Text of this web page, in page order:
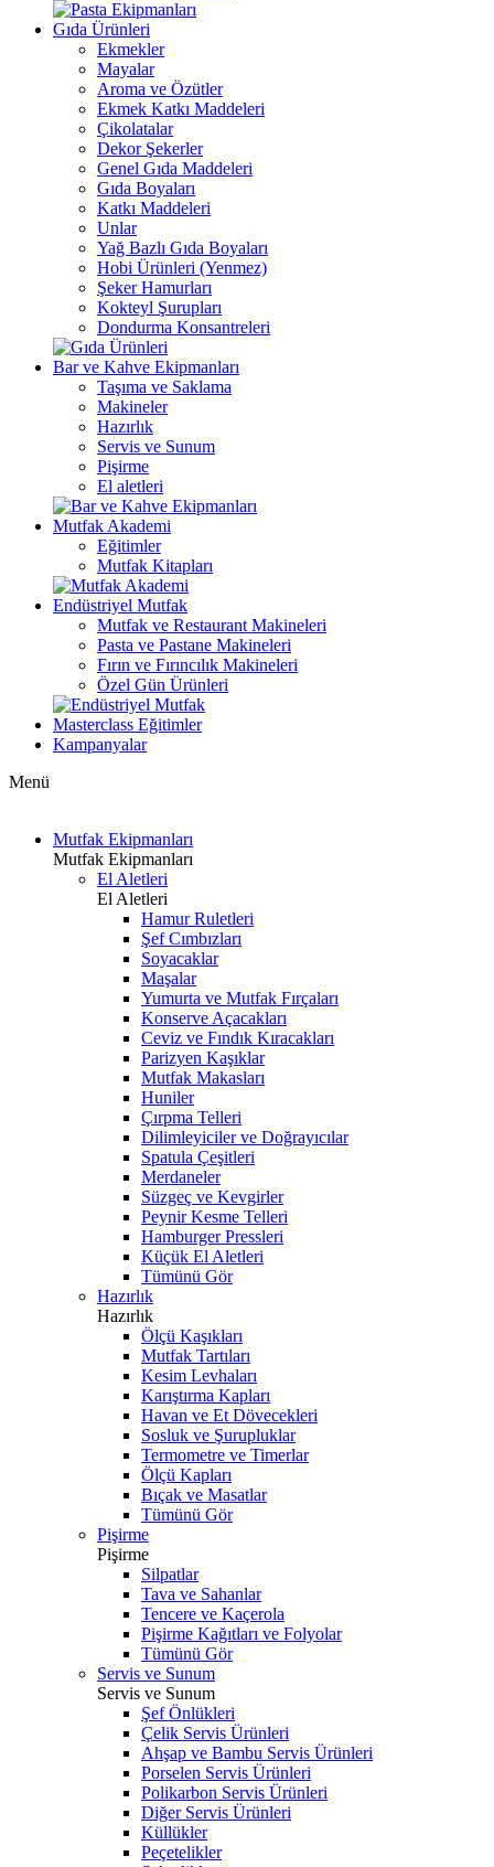
Gıda Ürünleri
Ekmekler
Mayalar
Aroma ve Özütler
Ekmek Katkı Maddeleri
Çikolatalar
Dekor Şekerler
Genel Gıda Maddeleri
Gıda Boyaları
Katkı Maddeleri
Unlar
Yağ Bazlı Gıda Boyaları
Hobi Ürünleri (Yenmez)
Şeker Hamurları
Kokteyl Şurupları
Dondurma Konsantreleri
Bar ve Kahve Ekipmanları
Taşıma ve Saklama
Makineler
Hazırlık
Servis ve Sunum
Pişirme
El aletleri
Mutfak Akademi
Eğitimler
Mutfak Kitapları
Endüstriyel Mutfak
Mutfak ve Restaurant Makineleri
Pasta ve Pastane Makineleri
Fırın ve Fırıncılık Makineleri
Özel Gün Ürünleri
Masterclass Eğitimler
Kampanyalar
Menü
Mutfak Ekipmanları
Mutfak Ekipmanları
El Aletleri
El Aletleri
Hamur Ruletleri
Şef Cımbızları
Soyacaklar
Maşalar
Yumurta ve Mutfak Fırçaları
Konserve Açacakları
Ceviz ve Fındık Kıracakları
Parizyen Kaşıklar
Mutfak Makasları
Huniler
Çırpma Telleri
Dilimleyiciler ve Doğrayıcılar
Spatula Çeşitleri
Merdaneler
Süzgeç ve Kevgirler
Peynir Kesme Telleri
Hamburger Pressleri
Küçük El Aletleri
Tümünü Gör
Hazırlık
Hazırlık
Ölçü Kaşıkları
Mutfak Tartıları
Kesim Levhaları
Karıştırma Kapları
Havan ve Et Dövecekleri
Sosluk ve Şurupluklar
Termometre ve Timerlar
Ölçü Kapları
Bıçak ve Masatlar
Tümünü Gör
Pişirme
Pişirme
Silpatlar
Tava ve Sahanlar
Tencere ve Kaçerola
Pişirme Kağıtları ve Folyolar
Tümünü Gör
Servis ve Sunum
Servis ve Sunum
Şef Önlükleri
Çelik Servis Ürünleri
Ahşap ve Bambu Servis Ürünleri
Porselen Servis Ürünleri
Polikarbon Servis Ürünleri
Diğer Servis Ürünleri
Küllükler
Peçetelikler